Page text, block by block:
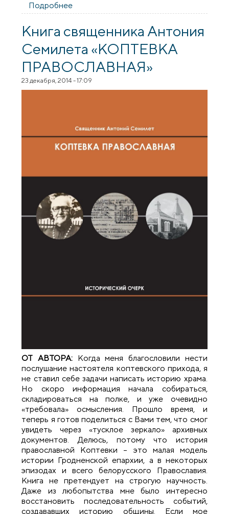
Подробнее
следующем году я жду, что Конец света
все-таки наступит и наши наконец уже
придут"
Книга священника Антония
Семилета «КОПТЕВКА
ПРАВОСЛАВНАЯ»
23 декабря, 2014 - 17:09
ОТ АВТОРА: Когда меня благословили нести
послушание настоятеля коптевского прихода, я
не ставил себе задачи написать историю храма.
Но скоро информация начала собираться,
складироваться на полке, и уже очевидно
«требовала» осмысления. Прошло время, и
теперь я готов поделиться с Вами тем, что смог
увидеть через «тусклое зеркало» архивных
документов. Делюсь, потому что история
православной Коптевки – это малая модель
истории Гродненской епархии, а в некоторых
эпизодах и всего белорусского Православия.
Книга не претендует на строгую научность.
Даже из любопытства мне было интересно
восстановить последовательность событий,
создававших историю общины. Если мое